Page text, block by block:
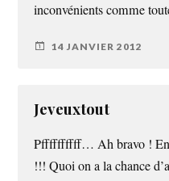
inconvénients comme
14 JANVIER 2012
Jeveuxtout
Pffffffffff… Ah bravo !
!!! Quoi on a la chance